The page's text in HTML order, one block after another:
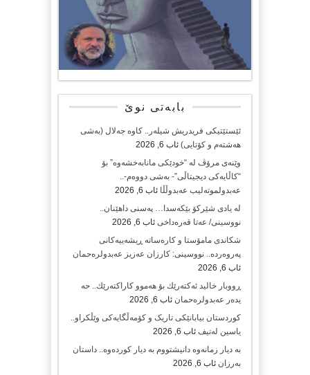
بابەتی نوێ
ئێستێتیکی فریدریش شیلەر.. کاوە جەلال (بەشی
هەشتەم و کۆتایی) ئاب 6, 2026
وێنەی مرۆڤ لە “خودێکی مانابەخشەوە” بۆ
“کاڵایەکی دیجیتاڵی”- بەشی دووەم-..
عەبدولموتەلیب عەبدوڵڵا ئاب 6, 2026
لە یادی شێرکۆ بێکەسدا… پەسنی داهێنان..
نووسینی/ عەتا قەرەداخی ئاب 6, 2026
شکاندی مامۆستا و کارەساتە ڕیشەییەکانی
پەروەردە.. نووسینی: کارزان عەزیز عەبدولرەحمان
ئاب 6, 2026
ڕووبار خالید ئەكتەرێك بۆ هەموو كاراكتەرێك.. حه
یدەر عەبدولرەحمان ئاب 6, 2026
کوردستان بیابانێکی تاریک و کۆمەڵگایەکی وێڵکراو..
یاسین لەتیف ئاب 6, 2026
بە دیار زمانەوە دانیشتووم بە دیار کوردەوە.. داستان
بەرزان ئاب 6, 2026